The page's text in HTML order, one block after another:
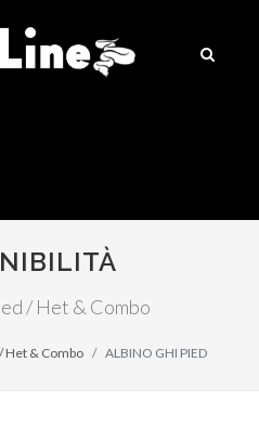
/ Het & Combo
Het & Combo ALBINO GHI PIED